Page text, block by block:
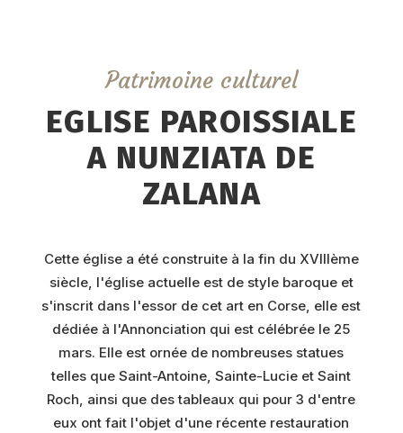
Patrimoine culturel
EGLISE PAROISSIALE
A NUNZIATA DE
ZALANA
Cette église a été construite à la fin du XVIIIème
siècle, l'église actuelle est de style baroque et
s'inscrit dans l'essor de cet art en Corse, elle est
dédiée à l'Annonciation qui est célébrée le 25
mars. Elle est ornée de nombreuses statues
telles que Saint-Antoine, Sainte-Lucie et Saint
Roch, ainsi que des tableaux qui pour 3 d'entre
eux ont fait l'objet d'une récente restauration